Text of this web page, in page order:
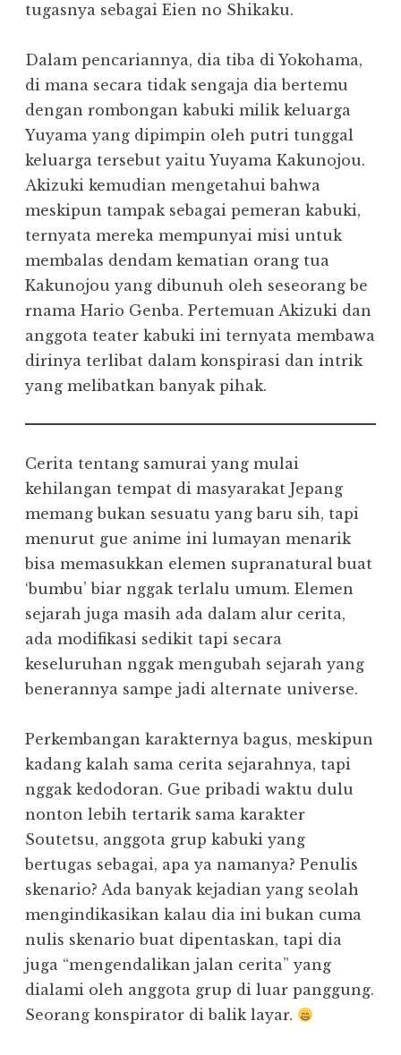
tugasnya sebagai Eien no Shikaku.
Dalam pencariannya, dia tiba di Yokohama,
di mana secara tidak sengaja dia bertemu
dengan rombongan kabuki milik keluarga
Yuyama yang dipimpin oleh putri tunggal
keluarga tersebut yaitu Yuyama Kakunojou.
Akizuki kemudian mengetahui bahwa
meskipun tampak sebagai pemeran kabuki,
ternyata mereka mempunyai misi untuk
membalas dendam kematian orang tua
Kakunojou yang dibunuh oleh seseorang be
rnama Hario Genba. Pertemuan Akizuki dan
anggota teater kabuki ini ternyata membawa
dirinya terlibat dalam konspirasi dan intrik
yang melibatkan banyak pihak.
Cerita tentang samurai yang mulai
kehilangan tempat di masyarakat Jepang
memang bukan sesuatu yang baru sih, tapi
menurut gue anime ini lumayan menarik
bisa memasukkan elemen supranatural buat
‘bumbu’ biar nggak terlalu umum. Elemen
sejarah juga masih ada dalam alur cerita,
ada modifikasi sedikit tapi secara
keseluruhan nggak mengubah sejarah yang
benerannya sampe jadi alternate universe.
Perkembangan karakternya bagus, meskipun
kadang kalah sama cerita sejarahnya, tapi
nggak kedodoran. Gue pribadi waktu dulu
nonton lebih tertarik sama karakter
Soutetsu, anggota grup kabuki yang
bertugas sebagai, apa ya namanya? Penulis
skenario? Ada banyak kejadian yang seolah
mengindikasikan kalau dia ini bukan cuma
nulis skenario buat dipentaskan, tapi dia
juga “mengendalikan jalan cerita” yang
dialami oleh anggota grup di luar panggung.
Seorang konspirator di balik layar.